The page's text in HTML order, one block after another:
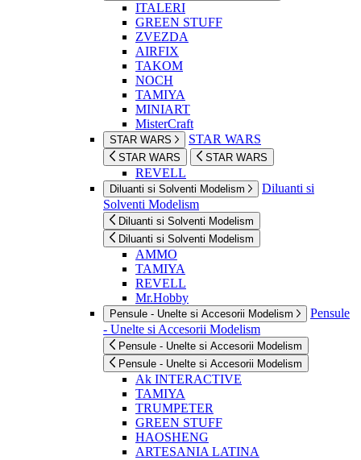
ITALERI
GREEN STUFF
ZVEZDA
AIRFIX
TAKOM
NOCH
TAMIYA
MINIART
MisterCraft
STAR WARS STAR WARS
STAR WARS STAR WARS
REVELL
Diluanti si Solventi Modelism
Diluanti si
Solventi Modelism
Diluanti si Solventi Modelism
Diluanti si Solventi Modelism
AMMO
TAMIYA
REVELL
Mr.Hobby
Pensule - Unelte si Accesorii Modelism
Pensule
- Unelte si Accesorii Modelism
Pensule - Unelte si Accesorii Modelism
Pensule - Unelte si Accesorii Modelism
Ak INTERACTIVE
TAMIYA
TRUMPETER
GREEN STUFF
HAOSHENG
ARTESANIA LATINA